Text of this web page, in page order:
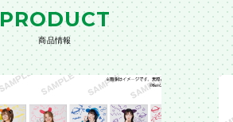
PRODUCT
商品情報